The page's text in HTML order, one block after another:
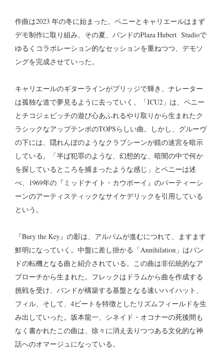
作曲は2023 年の冬に始まった。ペニーとキャリエールはまず
デモ制作に取り組み、その夏、バンドのPlaza Hubert Studioで
ゆるくコラボレーション的なセッションを重ねつつ、デモソ
ングを完成させていった。
キャリエールのギターラインがブリッジで輝き、ナレーター
は孤独な道で夢見るように去っていく。「ICU2」は、ペニー
とチコジェビッチの遊び心あふれるやり取りから生まれたク
ラシックなアップテンポのTOPSらしい曲。しかし、グルーヴ
の下には、隠れんぼのようなクラブシーンが鏡の迷宮を暗示
している。「半ば犯罪のような、幻想的な、暗闇の中で何か
を探しているところを捕まったような感じ」とペニーは述
べ、1969年の『ミッドナイト・カウボーイ』のパーティーシ
ーンのアーティスティックなサイケデリックを引用している
という。
『Bury the Key』の影は、アルバムが進むにつれて、ますます
鮮明になっていく。中盤に差し掛かる「Annihilation」はバン
ドの転機となる曲と紹介されている。この曲は非伝統的なア
プローチから生まれた。フレックはドラムから曲を作成する
挑戦を受け、バンドが構築する基盤となる速いハイハット、
フィル、そして、4ビートを特徴としたリズムフィールドを生
み出していった。坂本龍一、シネイド・オコナーの死後間も
なく書かれたこの曲は、徐々に消え去りつつある文化的な神
話へのオマージュになっている。